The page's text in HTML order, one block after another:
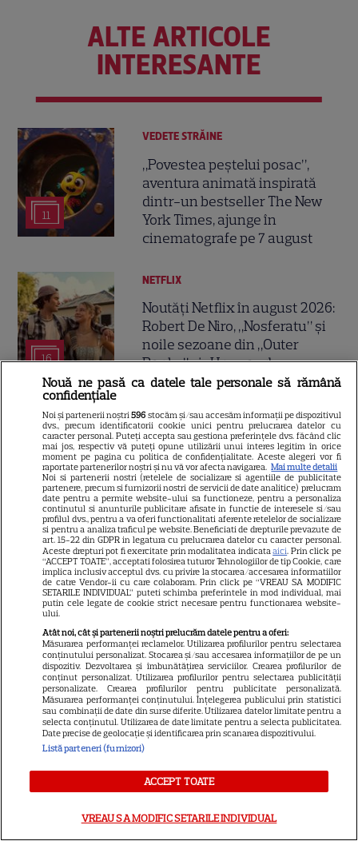
ALTE ARTICOLE
INTERESANTE
11
VEDETE STRĂINE
„Povestea peștelui posac”,
aventura animată inspirată
dintr-un bestseller The New
York Times, ajunge în
cinematografe pe 7 august
16
NETFLIX
Noutăți Netflix în august 2026:
Robert De Niro, „Nosferatu” și
noile sezoane din „Outer
Banks” și „Un veac de
singurătate”
14
VEDETE STRĂINE
Sean Astin din „Stăpânul
Inelelor” a fost nevoit să își
vândă casa din cauza
salariului mic: Câți bani a
primit de fapt
14
VEDETE STRĂINE
Elon Musk, atac la adresa
regizorului premiat cu Oscar
care a realizat documentarul
despre viața sa. Filmul are 232
de minute
VEDETE STRĂINE
Marvel are un nou Black
Panther. David Jonsson preia
moștenirea lui Chadwick
Boseman
Nouă ne pasă ca datele tale personale să rămână
confidențiale
Noi și partenerii noștri596 stocăm și/sau accesăm informații pe dispozitivul
dvs., precum identificatorii cookie unici pentru prelucrarea datelor cu
caracter personal. Puteți accepta sau gestiona preferințele dvs. făcând clic
mai jos, respectiv vă puteți opune utilizării unui interes legitim în orice
moment pe pagina cu politica de confidențialitate. Aceste alegeri vor fi
raportate partenerilor noștri și nu vă vor afecta navigarea. Mai multe detalii
Noi si partenerii nostri (retelele de socializare si agentiile de publicitate
partenere, precum si furnizorii nostri de servicii de date analitice) prelucram
date pentru a permite website-ului sa functioneze, pentru a personaliza
continutul si anunturile publicitare afisate in functie de interesele si/sau
profilul dvs., pentru a va oferi functionalitati aferente retelelor de socializare
si pentru a analiza traficul pe website. Beneficiati de drepturile prevazute de
art. 15-22 din GDPR in legatura cu prelucrarea datelor cu caracter personal.
Aceste drepturi pot fi exercitate prin modalitatea indicataaici. Prin click pe
“ACCEPT TOATE”, acceptati folosirea tuturor Tehnologiilor de tip Cookie, care
implica inclusiv acceptul dvs. cu privire la stocarea/accesarea informatiilor
de catre Vendor-ii cu care colaboram. Prin click pe “VREAU SA MODIFIC
SETARILE INDIVIDUAL” puteti schimba preferintele in mod individual, mai
putin cele legate de cookie strict necesare pentru functionarea website-
ului.
Atât noi, cât și partenerii noștri prelucrăm datele pentru a oferi:
Măsurarea performanței reclamelor. Utilizarea profilurilor pentru selectarea
conținutului personalizat. Stocarea și/sau accesarea informațiilor de pe un
dispozitiv. Dezvoltarea și îmbunătățirea serviciilor. Crearea profilurilor de
conținut personalizat. Utilizarea profilurilor pentru selectarea publicității
personalizate. Crearea profilurilor pentru publicitate personalizată.
Măsurarea performanței conținutului. Înțelegerea publicului prin statistici
sau combinații de date din surse diferite. Utilizarea datelor limitate pentru a
selecta conținutul. Utilizarea de date limitate pentru a selecta publicitatea.
Date precise de geolocație și identificarea prin scanarea dispozitivului.
Listă parteneri (furnizori)
ACCEPT TOATE
VREAU SA MODIFIC SETARILE INDIVIDUAL